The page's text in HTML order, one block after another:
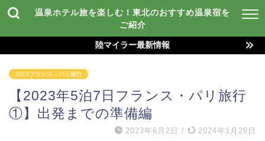
温泉ホテル旅を楽しむ！東北のおすすめ温泉宿を
ご紹介
陸マイラー最新情報
2023フランス・パリ旅行
【2023年5泊7日フランス・パリ旅行
①】出発までの準備編
2023年6月2日 / 2024年1月26日